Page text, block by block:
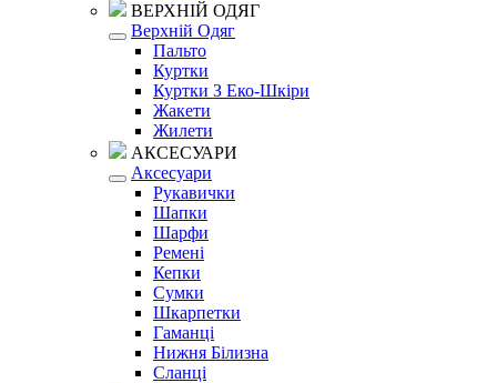
ВЕРХНІЙ ОДЯГ
Верхній Одяг
Пальто
Куртки
Куртки З Еко-Шкіри
Жакети
Жилети
АКСЕСУАРИ
Аксесуари
Рукавички
Шапки
Шарфи
Ремені
Кепки
Сумки
Шкарпетки
Гаманці
Нижня Білизна
Сланці